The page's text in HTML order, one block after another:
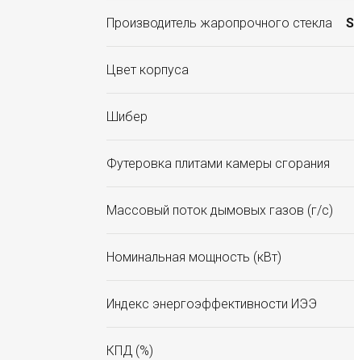
Производитель жаропрочного стекла
Цвет корпуса
Шибер
Футеровка плитами камеры сгорания
Массовый поток дымовых газов (г/с)
Номинальная мощность (кВт)
Индекс энергоэффективности ИЭЭ
КПД (%)